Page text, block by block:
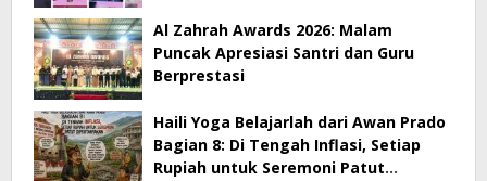
Al Zahrah Awards 2026: Malam
Puncak Apresiasi Santri dan Guru
Berprestasi
Haili Yoga Belajarlah dari Awan Prado
Bagian 8: Di Tengah Inflasi, Setiap
Rupiah untuk Seremoni Patut